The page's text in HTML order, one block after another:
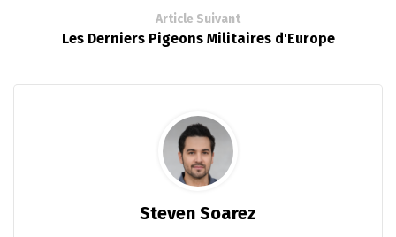
Article Suivant
Les Derniers Pigeons Militaires d'Europe
Steven Soarez